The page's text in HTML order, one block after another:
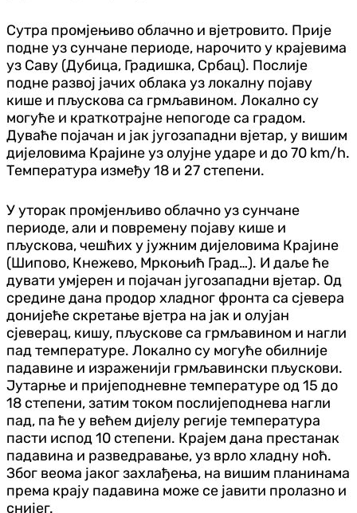
Сутра промјењиво облачно и вјетровито. Прије
подне уз сунчане периоде, нарочито у крајевима
уз Саву (Дубица, Градишка, Србац). Послије
подне развој јачих облака уз локалну појаву
кише и пљускова са грмљавином. Локално су
могуће и краткотрајне непогоде са градом.
Дуваће појачан и јак југозападни вјетар, у вишим
дијеловима Крајине уз олујне ударе и до 70 km/h.
Температура између 18 и 27 степени.
У уторак промјенљиво облачно уз сунчане
периоде, али и повремену појаву кише и
пљускова, чешћих у јужним дијеловима Крајине
(Шипово, Кнежево, Мркоњић Град…). И даље ће
дувати умјерен и појачан југозападни вјетар. Од
средине дана продор хладног фронта са сјевера
донијеће скретање вјетра на јак и олујан
сјеверац, кишу, пљускове са грмљавином и нагли
пад температуре. Локално су могуће обилније
падавине и израженији грмљавински пљускови.
Јутарње и пријеподневне температуре од 15 до
18 степени, затим током послијеподнева нагли
пад, па ће у већем дијелу регије температура
пасти испод 10 степени. Крајем дана престанак
падавина и разведравање, уз врло хладну ноћ.
Због веома јаког захлађења, на вишим планинама
према крају падавина може се јавити пролазно и
снијег.